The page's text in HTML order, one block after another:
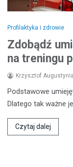
Profilaktyka i zdrowie
Zdobądź
na treningu
Krzysztof
Podstawowe
Dlatego tak ważne
Czytaj dalej